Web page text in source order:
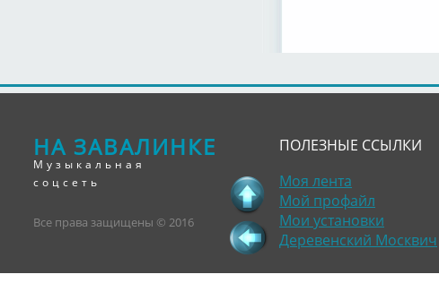
НА ЗАВАЛИНКЕ
Музыкальная
соцсеть
Все права защищены © 2016
ПОЛЕЗНЫЕ ССЫЛКИ
Моя лента
Мой профайл
Мои установки
Деревенский Москвич